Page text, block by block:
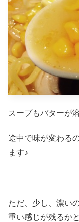
スープもバターが
途中で味が変わる
ます♪
ただ、少し、濃い
重い感じが残るか